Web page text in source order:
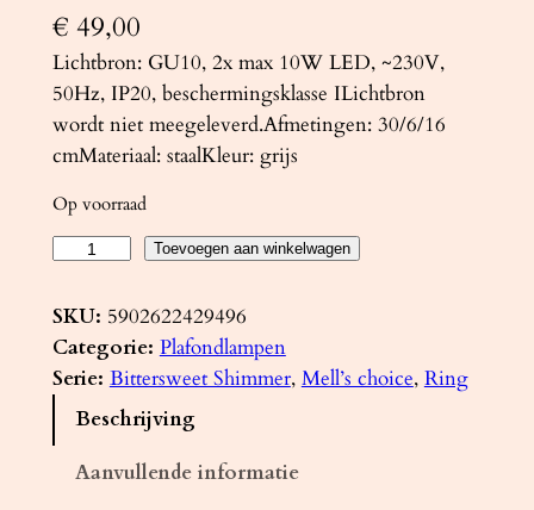
€ 49,00
Lichtbron: GU10, 2x max 10W LED, ~230V,
50Hz, IP20, beschermingsklasse ILichtbron
wordt niet meegeleverd.Afmetingen: 30/6/16
cmMateriaal: staalKleur: grijs
Op voorraad
a
f
o
Toevoegen aan winkelwagen
SKU: 5902622429496
Categorie: Plafondlampen
Serie: Bittersweet Shimmer, Mell’s choice, Ring
Beschrijving
Aanvullende informatie